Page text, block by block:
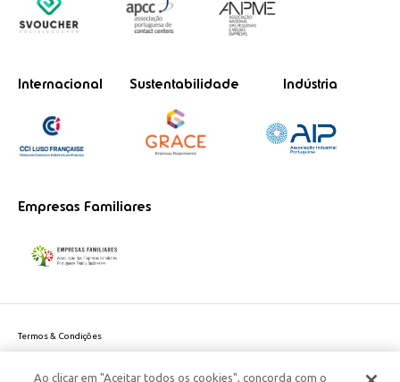
Internacional Sustentabilidade Indústria
Empresas Familiares
Termos & Condições
Politica de Cookies
Ao clicar em "Aceitar todos os cookies", concorda com o